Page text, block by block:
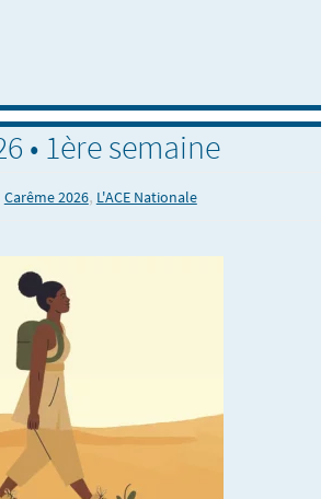
• 1ère semaine
Carême 2026, L'ACE Nationale